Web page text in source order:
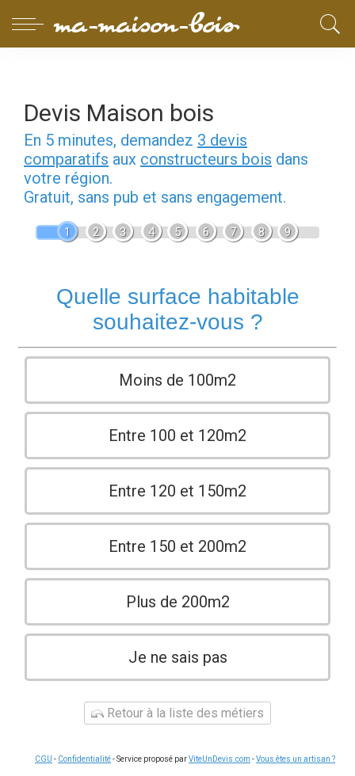
Devis Maison bois
En 5 minutes, demandez 3 devis
comparatifs aux constructeurs bois dans
votre région.
Gratuit, sans pub et sans engagement.
1 2 3 4 5 6 7 8 9
Quelle surface habitable
souhaitez-vous ?
Moins de 100m2
Entre 100 et 120m2
Entre 120 et 150m2
Entre 150 et 200m2
Plus de 200m2
Je ne sais pas
Retour à la liste des métiers
CGU - Confidentialité- Service proposé parViteUnDevis.com -Vous êtes un artisan ?